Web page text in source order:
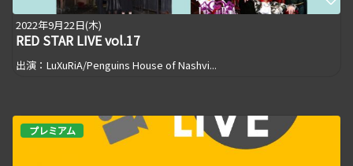
2022年9月22日(木)
RED STAR LIVE vol.17
出演：LuXuRiA/Penguins House of Nashvi...
プレミアム